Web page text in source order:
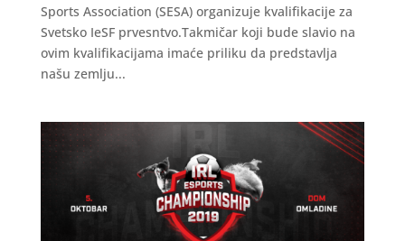
Sports Association (SESA) organizuje kvalifikacije za
Svetsko IeSF prvesntvo.Takmičar koji bude slavio na
ovim kvalifikacijama imaće priliku da predstavlja
našu zemlju...